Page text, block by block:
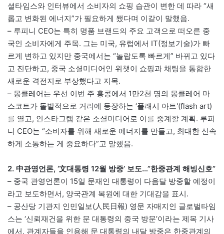
셜타임스와 인터뷰에서 소비자의 쇼핑 습관이 변한 데 따라 “새
롭고 변화된 에너지”가 필요하게 됐다며 이같이 말했음.
– 루피니 CEO는 특히 명품 브랜드의 주요 고객으로 떠오른 중
국인 소비자에게 주목. 그는 미국, 유럽에서 IT(정보기술)가 빠
르게 변하고 있지만 중국에서는 “놀랍도록 빠르게” 바뀌고 있다
고 진단하고, 중국 소셜미디어인 위챗이 쇼핑과 채팅을 통합한
새로운 격전지로 부상했다고 지목.
– 몽클레어는 우선 이번 주 홍콩에서 1만2천 명의 몽클레어 마
스코트가 돌발적으로 거리에 등장하는 ‘플래시 아트'(flash art)
를 열고, 인스타그램 같은 소셜미디어로 이를 중계할 계획. 루피
니 CEO는 “소비자를 위해 새로운 에너지를 만들고, 최대한 신속
하게 소통하는 게 중요하다”고 말했음.
2. 中관영언론, ‘文대통령 12월 방중’ 보도…”한중관계 해빙신호”
– 중국 관영언론이 15일 문재인 대통령이 다음달 방중할 예정이
라고 보도하면서, 양국관계 복원에 대한 기대감을 표시.
– 공산당 기관지 인민일보(人民日報) 영문 자매지인 글로벌타임
스는 ‘신뢰재건을 위한 문 대통령의 중국 방문’이라는 제목 기사
에서, 관계자들을 인용해 문 대통령의 내달 방중은 한중관계의